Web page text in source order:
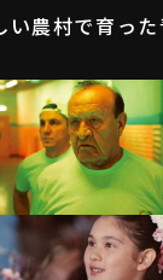
農村で育った